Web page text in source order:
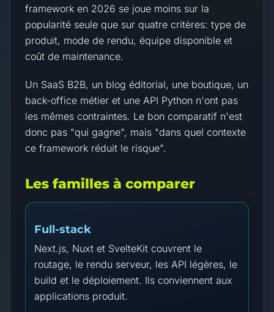
framework en 2026 se joue moins sur la
popularité seule que sur quatre critères: type de
produit, mode de rendu, équipe disponible et
coût de maintenance.
Un SaaS B2B, un blog éditorial, une boutique, un
back-office métier et une API Python n'ont pas
les mêmes contraintes. Le bon comparatif n'est
donc pas "qui gagne", mais "dans quel contexte
ce framework réduit le risque".
Les familles à comparer
Full-stack
Next.js, Nuxt et SvelteKit couvrent le
routage, le rendu serveur, les API légères, le
build et le déploiement. Ils conviennent aux
applications produit.